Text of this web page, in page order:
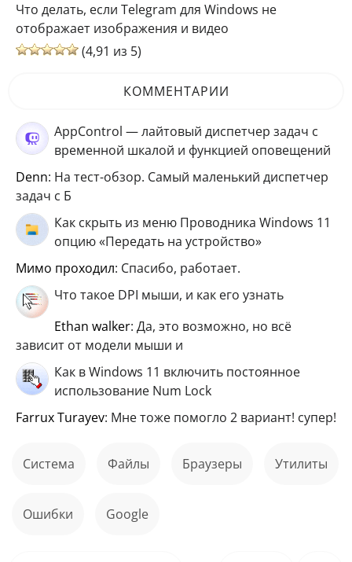
Что делать, если Telegram для Windows не
отображает изображения и видео
(4,91 из 5)
КОММЕНТАРИИ
AppControl — лайтовый диспетчер задач с
временной шкалой и функцией оповещений
Denn: На тест-обзор. Самый маленький диспетчер
задач с Б
Как скрыть из меню Проводника Windows 11
опцию «Передать на устройство»
мимо проходил: Спасибо, работает.
Что такое DPI мыши, и как его узнать
ethan walker: Да, это возможно, но всё
зависит от модели мыши и
Как в Windows 11 включить постоянное
использование Num Lock
Farrux Turayev: Мне тоже помогло 2 вариант! супер!
Система файлы Браузеры Утилиты
ошибки Google